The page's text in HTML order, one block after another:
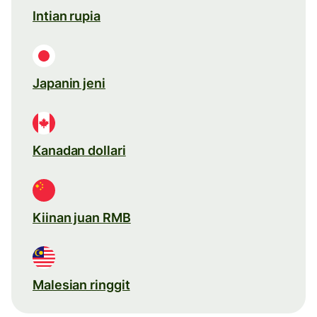
Intian rupia
Japanin jeni
Kanadan dollari
Kiinan juan RMB
Malesian ringgit